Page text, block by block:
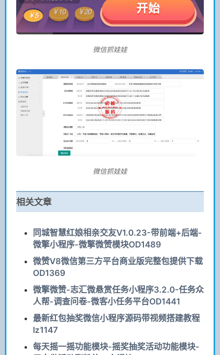
微信抓娃娃
微信抓娃娃
相关文章
同城智慧红娘相亲交友V1.0.23-带前端+后端-
微擎小程序-微擎微赞模块OD1489
微赞V8微信第三方平台商业版完整包提供下载
OD1369
微擎微赞-志汇微悬赏任务小程序3.2.0-任务众
人帮-调查问卷-微客小任务平台OD1441
最新红包抽奖微信小程序源码带视频搭建教程
lz1147
每天摇一摇功能模块-摇奖抽奖活动功能模块-